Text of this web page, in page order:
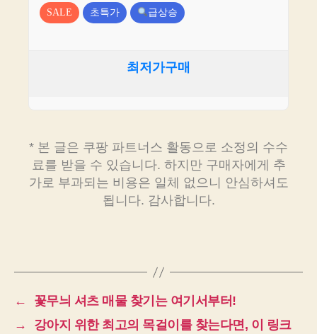
SALE 초특가 급상승
최저가구매
* 본 글은 쿠팡 파트너스 활동으로 소정의 수수
료를 받을 수 있습니다. 하지만 구매자에게 추
가로 부과되는 비용은 일체 없으니 안심하셔도
됩니다. 감사합니다.
←
꽃무늬 셔츠 매물 찾기는 여기서부터!
→
강아지 위한 최고의 목걸이를 찾는다면, 이 링크